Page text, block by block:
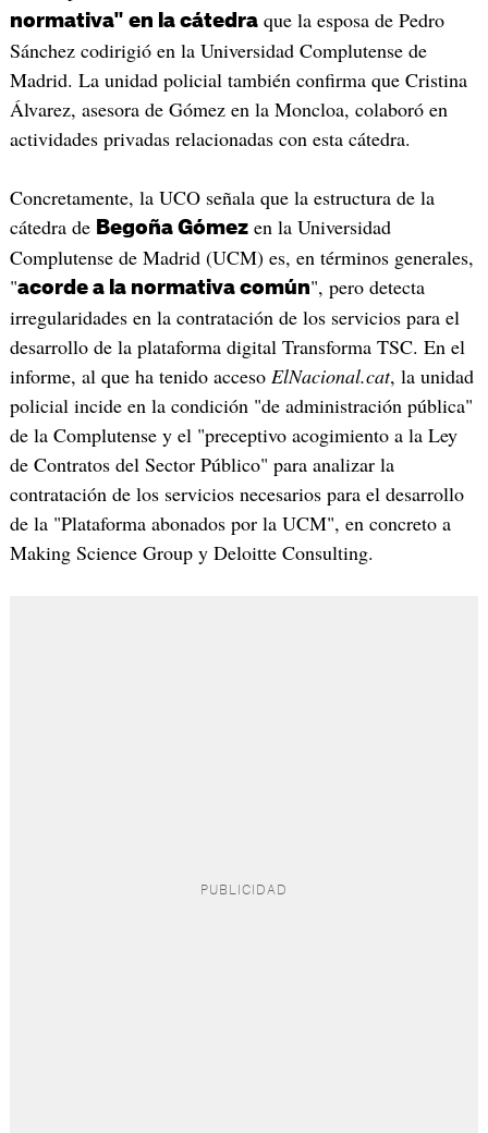
normativa" en la cátedraque la esposa de Pedro
Sánchez codirigió en la Universidad Complutense de
Madrid. La unidad policial también confirma que Cristina
Álvarez, asesora de Gómez en la Moncloa, colaboró en
actividades privadas relacionadas con esta cátedra.
Concretamente, la UCO señala que la estructura de la
cátedra de Begoña Gómezen la Universidad
Complutense de Madrid (UCM) es, en términos generales,
"acorde a la normativa común", pero detecta
irregularidades en la contratación de los servicios para el
desarrollo de la plataforma digital Transforma TSC. En el
informe, al que ha tenido acceso ElNacional.cat, la unidad
policial incide en la condición "de administración pública"
de la Complutense y el "preceptivo acogimiento a la Ley
de Contratos del Sector Público" para analizar la
contratación de los servicios necesarios para el desarrollo
de la "Plataforma abonados por la UCM", en concreto a
Making Science Group y Deloitte Consulting.